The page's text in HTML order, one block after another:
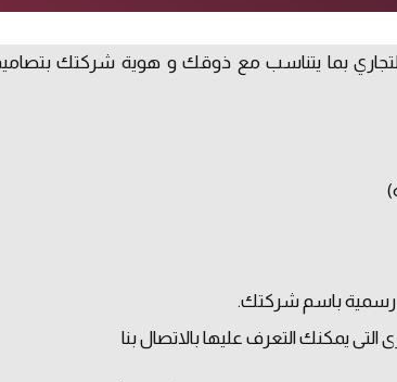
بما يتناسب مع ذوقك و هوية شركتك بتصاميم
يمكنك التعرف عليها بالاتصال بنا